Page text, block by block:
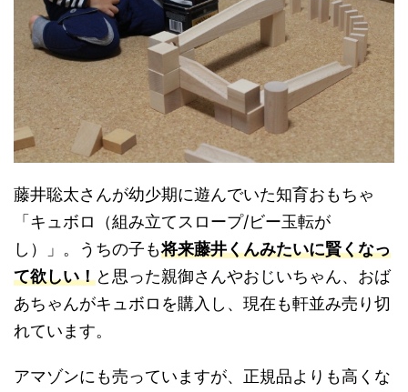
藤井聡太さんが幼少期に遊んでいた知育おもちゃ
「キュボロ（組み立てスロープ/ビー玉転が
し）」。うちの子も将来藤井くんみたいに賢くなっ
て欲しい！と思った親御さんやおじいちゃん、おば
あちゃんがキュボロを購入し、現在も軒並み売り切
れています。
アマゾンにも売っていますが、正規品よりも高くな